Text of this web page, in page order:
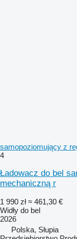
samopoziomujący z
4
Ładowacz do bel
mechaniczną r
1 990 zł ≈ 461,30 €
Widły do bel
2026
Polska, Słupia